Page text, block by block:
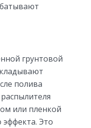
грунтовой
полива
или пленкой
эффекта. Это